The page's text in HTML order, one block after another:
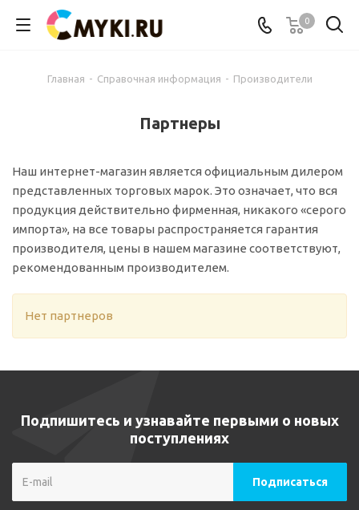
0
Главная - Справочная информация - Производители
Партнеры
Наш интернет-магазин является официальным дилером
представленных торговых марок. Это означает, что вся
продукция действительно фирменная, никакого «серого
импорта», на все товары распространяется гарантия
производителя, цены в нашем магазине соответствуют,
рекомендованным производителем.
Нет партнеров
Подпишитесь и узнавайте первыми о новых
поступлениях